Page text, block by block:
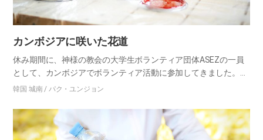
カンボジアに咲いた花道
休み期間に、神様の教会の大学生ボランティア団体ASEZの一員
として、カンボジアでボランティア活動に参加してきました。ボ
ランティアの内容は、壁画を描くことでした。現地の学生に文房
な仕事…
韓国 城南 / パク・ユンジョン